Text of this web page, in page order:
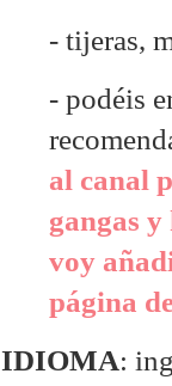
- tijeras,
- podéis
al canal
gangas
voy
página
IDIOMA: